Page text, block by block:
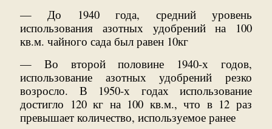
— До 1940 года, средний уровень
использования азотных удобрений на 100
кв.м. чайного сада был равен 10кг
— Во второй половине 1940-х годов,
использование азотных удобрений резко
возросло. В 1950-х годах использование
достигло 120 кг на 100 кв.м., что в 12 раз
превышает количество, используемое ранее